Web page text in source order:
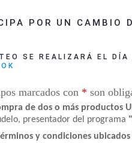
POR UN CAMBIO
SE REALIZARÁ EL
marcados con * son
de dos o más productos
presentador del programa
y condiciones